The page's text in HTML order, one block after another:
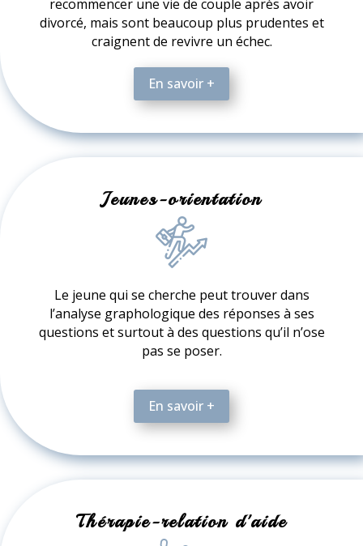
recommencer une vie de couple après avoir
divorcé, mais sont beaucoup plus prudentes et
craignent de revivre un échec.
En savoir +
Jeunes-orientation
Le jeune qui se cherche peut trouver dans
l’analyse graphologique des réponses à ses
questions et surtout à des questions qu’il n’ose
pas se poser.
En savoir +
Thérapie-relation d'aide